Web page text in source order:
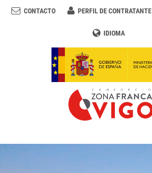
CONTACTO PERFIL DE CONTRATANTE
IDIOMA